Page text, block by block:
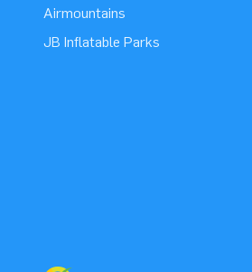
Airmountains
JB Inflatable Parks